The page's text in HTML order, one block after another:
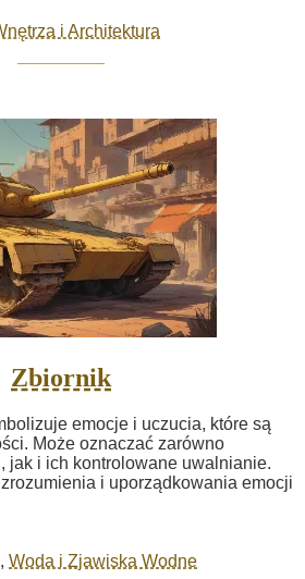
i Architektura
Zbiornik
emocje i uczucia, które są
Może oznaczać zarówno
jak i ich kontrolowane uwalnianie.
i uporządkowania emocji
, Woda i Zjawiska Wodne